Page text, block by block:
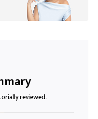
reviewed.